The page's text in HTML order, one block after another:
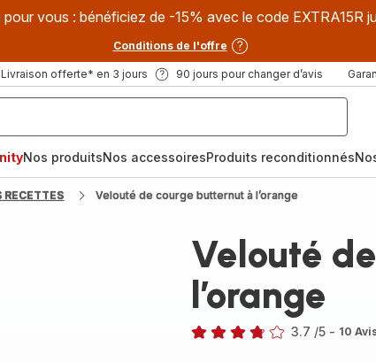
vous : bénéficiez de -15% avec le code EXTRA15R
Conditions de l'offre
Livraison offerte* en 3 jours 90 jours pour changer d’avis
Nos produitsNos accessoiresProduits reconditionnés
RECETTES Velouté de courge butternut à l’orange
Velouté
l’orange
3.7 /5 - 10